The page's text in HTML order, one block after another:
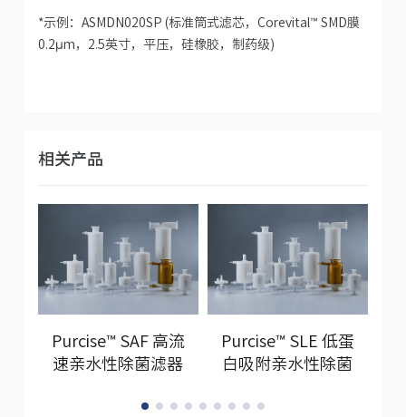
*示例：ASMDN020SP (标准筒式滤芯，Corevital™ SMD膜
0.2µm，2.5英寸，平压，硅橡胶，制药级)
相关产品
Purcise™ SAF 高流
速亲水性除菌滤器
Purcise™ SLE 低蛋
白吸附亲水性除菌